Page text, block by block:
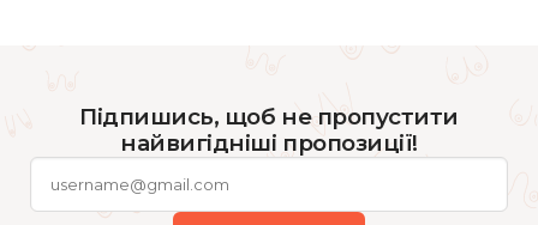
Підпишись, щоб не пропустити
найвигідніші пропозиції!